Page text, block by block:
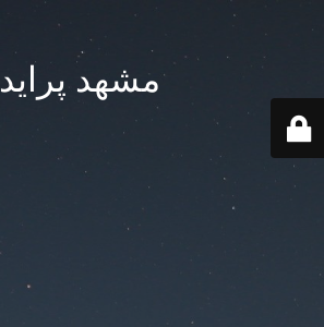
مشهد پراید